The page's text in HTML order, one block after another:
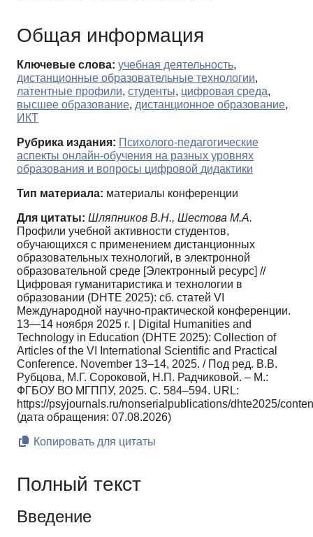
Общая информация
Ключевые слова: учебная деятельность,
дистанционные образовательные технологии,
латентные профили, студенты, цифровая среда,
высшее образование, дистанционное образование,
ИКТ
Рубрика издания: Психолого-педагогические
аспекты онлайн-обучения на разных уровнях
образования и вопросы цифровой дидактики
Тип материала: материалы конференции
Для цитаты: Шляпников В.Н., Шестова М.А.
Профили учебной активности студентов,
обучающихся с применением дистанционных
образовательных технологий, в электронной
образовательной среде [Электронный ресурс] //
Цифровая гуманитаристика и технологии в
образовании (DHTE 2025): сб. статей VI
Международной научно-практической конференции.
13—14 ноября 2025 г. | Digital Humanities and
Technology in Education (DHTE 2025): Сollection of
Articles of the VI International Scientific and Practical
Conference. November 13–14, 2025. / Под ред. В.В.
Рубцова, М.Г. Сороковой, Н.П. Радчиковой. – М.:
ФГБОУ ВО МГППУ, 2025. С. 584–594. URL:
https://psyjournals.ru/nonserialpublications/dhte2025/
(дата обращения: 07.08.2026)
Копировать для цитаты
Полный текст
Введение